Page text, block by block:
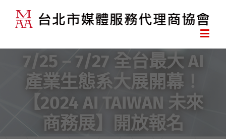
7/25 – 7/27 全台最大 AI
產業生態系大展開幕！
【2024 AI TAIWAN 未來
商務展】開放報名